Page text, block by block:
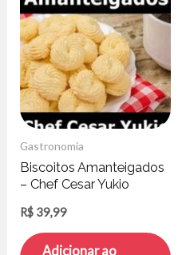
Gastronomia
Biscoitos Amanteigados
– Chef Cesar Yukio
R$ 39,99
Adicionar ao